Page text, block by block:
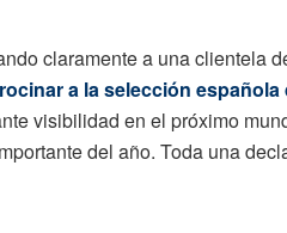
claramente a una clientela
a la selección
visibilidad en el próximo
del año. Toda una